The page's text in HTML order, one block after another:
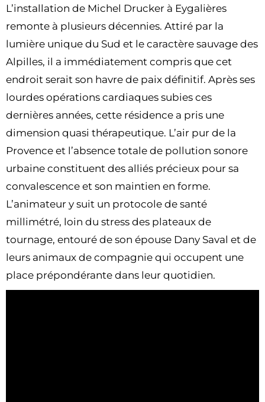
L’installation de Michel Drucker à Eygalières
remonte à plusieurs décennies. Attiré par la
lumière unique du Sud et le caractère sauvage des
Alpilles, il a immédiatement compris que cet
endroit serait son havre de paix définitif. Après ses
lourdes opérations cardiaques subies ces
dernières années, cette résidence a pris une
dimension quasi thérapeutique. L’air pur de la
Provence et l’absence totale de pollution sonore
urbaine constituent des alliés précieux pour sa
convalescence et son maintien en forme.
L’animateur y suit un protocole de santé
millimétré, loin du stress des plateaux de
tournage, entouré de son épouse Dany Saval et de
leurs animaux de compagnie qui occupent une
place prépondérante dans leur quotidien.